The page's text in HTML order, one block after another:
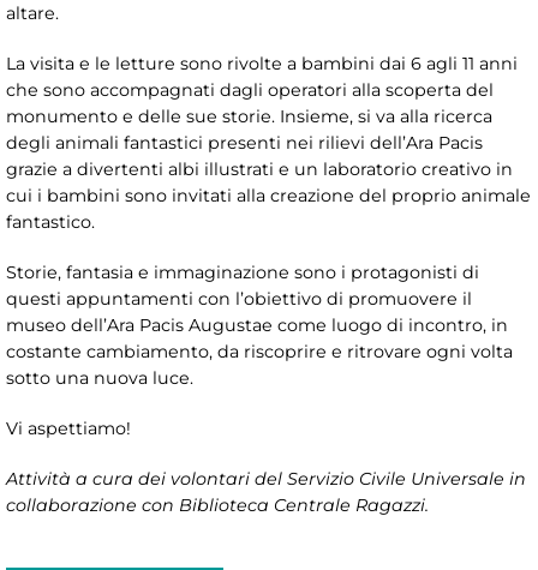
altare.
La visita e le letture sono rivolte a bambini dai 6 agli 11 anni
che sono accompagnati dagli operatori alla scoperta del
monumento e delle sue storie. Insieme, si va alla ricerca
degli animali fantastici presenti nei rilievi dell’Ara Pacis
grazie a divertenti albi illustrati e un laboratorio creativo in
cui i bambini sono invitati alla creazione del proprio animale
fantastico.
Storie, fantasia e immaginazione sono i protagonisti di
questi appuntamenti con l’obiettivo di promuovere il
museo dell’Ara Pacis Augustae come luogo di incontro, in
costante cambiamento, da riscoprire e ritrovare ogni volta
sotto una nuova luce.
Vi aspettiamo!
Attività a cura dei volontari del Servizio Civile Universale in
collaborazione con Biblioteca Centrale Ragazzi.